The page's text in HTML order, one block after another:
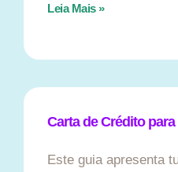
Leia Mais »
Carta de Crédito para
Este guia apresenta